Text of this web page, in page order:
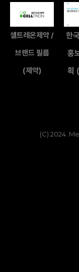
셀트레온제약 /
브랜드 필름
(제약)
한
홍
획
(C) 2024.